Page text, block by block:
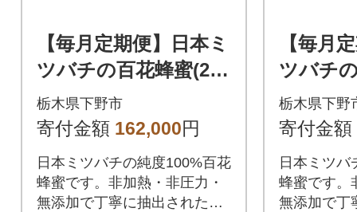
【毎月定期便】日本ミ
ツバチの百花蜂蜜(200
g×6瓶)国産100%天然
生蜂蜜です。全3回
栃木県下野市
寄付金額 162,000円
日本ミツバチの純度100%百花
蜂蜜です。非加熱・非圧力・
無添加で丁寧に抽出されたオ
【毎月
ツバチ
g×6瓶)
生蜂蜜
栃木県下野
寄付金額
日本ミツバ
蜂蜜です。
無添加で丁